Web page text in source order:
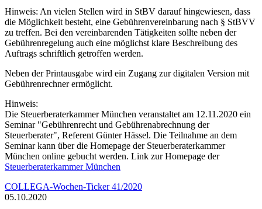
Hinweis: An vielen Stellen wird in StBV darauf hingewiesen, dass
die Möglichkeit besteht, eine Gebührenvereinbarung nach § StBVV
zu treffen. Bei den vereinbarenden Tätigkeiten sollte neben der
Gebührenregelung auch eine möglichst klare Beschreibung des
Auftrags schriftlich getroffen werden.
Neben der Printausgabe wird ein Zugang zur digitalen Version mit
Gebührenrechner ermöglicht.
Hinweis:
Die Steuerberaterkammer München veranstaltet am 12.11.2020 ein
Seminar "Gebührenrecht und Gebührenabrechnung der
Steuerberater", Referent Günter Hässel. Die Teilnahme an dem
Seminar kann über die Homepage der Steuerberaterkammer
München online gebucht werden. Link zur Homepage der
Steuerberaterkammer München
COLLEGA-Wochen-Ticker 41/2020
05.10.2020